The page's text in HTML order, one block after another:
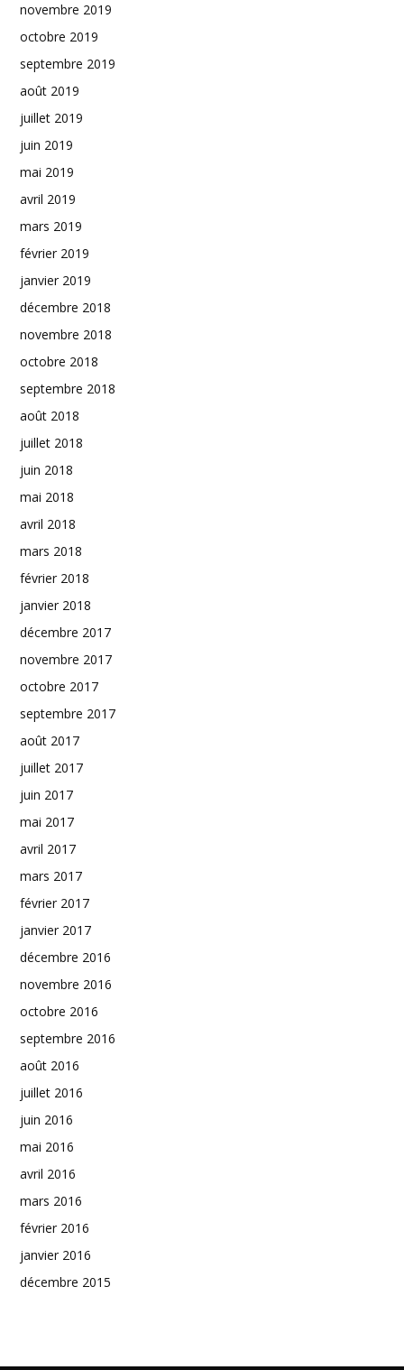
novembre 2019
octobre 2019
septembre 2019
août 2019
juillet 2019
juin 2019
mai 2019
avril 2019
mars 2019
février 2019
janvier 2019
décembre 2018
novembre 2018
octobre 2018
septembre 2018
août 2018
juillet 2018
juin 2018
mai 2018
avril 2018
mars 2018
février 2018
janvier 2018
décembre 2017
novembre 2017
octobre 2017
septembre 2017
août 2017
juillet 2017
juin 2017
mai 2017
avril 2017
mars 2017
février 2017
janvier 2017
décembre 2016
novembre 2016
octobre 2016
septembre 2016
août 2016
juillet 2016
juin 2016
mai 2016
avril 2016
mars 2016
février 2016
janvier 2016
décembre 2015